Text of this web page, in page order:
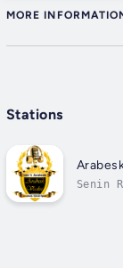
MORE
Stations
Senin